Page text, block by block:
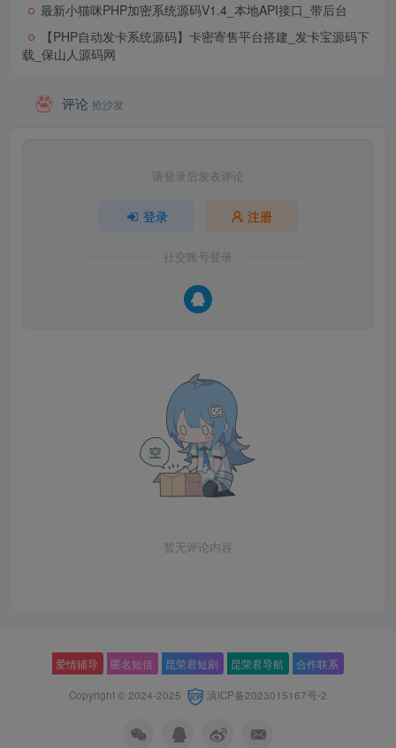
最新小猫咪PHP加密系统源码V1.4_本地API接口_带后台
【PHP自动发卡系统源码】卡密寄售平台搭建_发卡宝源码下
载_保山人源码网
评论 抢沙发
请登录后发表评论
登录 注册
社交账号登录
暂无评论内容
爱情辅导 匿名短信 昆荣君短剧 昆荣君导航 合作联系
Copyright © 2024-2025 滇ICP备2023015167号-2